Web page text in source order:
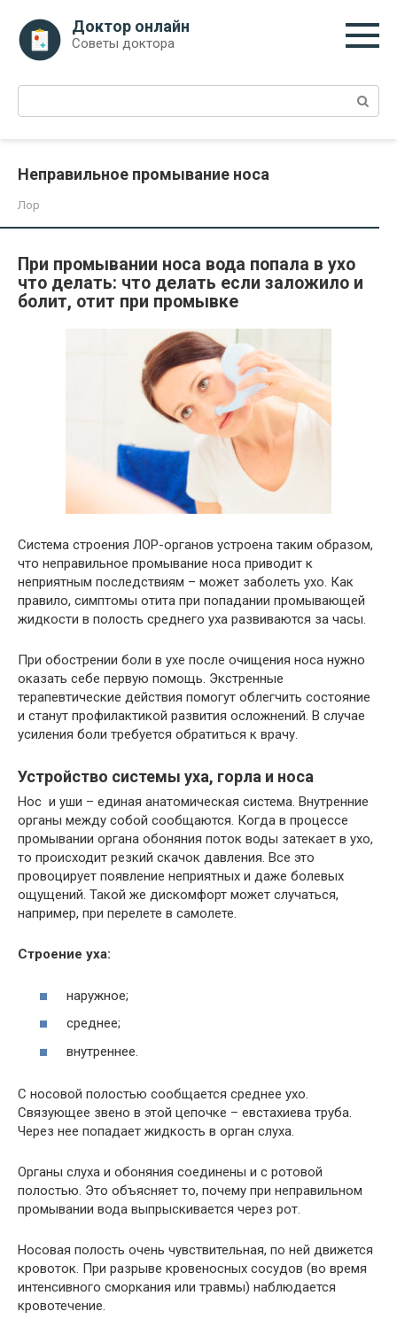
контенту
Доктор онлайн
Советы доктора
Поиск:
Неправильное промывание носа
Лор
При промывании носа вода попала в ухо
что делать: что делать если заложило и
болит, отит при промывке
Система строения ЛОР-органов устроена таким образом,
что неправильное промывание носа приводит к
неприятным последствиям – может заболеть ухо. Как
правило, симптомы отита при попадании промывающей
жидкости в полость среднего уха развиваются за часы.
При обострении боли в ухе после очищения носа нужно
оказать себе первую помощь. Экстренные
терапевтические действия помогут облегчить состояние
и станут профилактикой развития осложнений. В случае
усиления боли требуется обратиться к врачу.
Устройство системы уха, горла и носа
Нос и уши – единая анатомическая система. Внутренние
органы между собой сообщаются. Когда в процессе
промывании органа обоняния поток воды затекает в ухо,
то происходит резкий скачок давления. Все это
провоцирует появление неприятных и даже болевых
ощущений. Такой же дискомфорт может случаться,
например, при перелете в самолете.
Строение уха:
наружное;
среднее;
внутреннее.
С носовой полостью сообщается среднее ухо.
Связующее звено в этой цепочке – евстахиева труба.
Через нее попадает жидкость в орган слуха.
Органы слуха и обоняния соединены и с ротовой
полостью. Это объясняет то, почему при неправильном
промывании вода выпрыскивается через рот.
Носовая полость очень чувствительная, по ней движется
кровоток. При разрыве кровеносных сосудов (во время
интенсивного сморкания или травмы) наблюдается
кровотечение.